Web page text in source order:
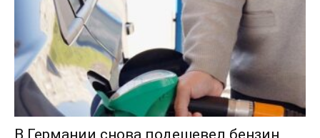
В Германии снова подешевел бензин